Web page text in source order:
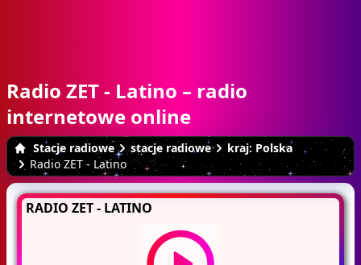
Radio ZET - Latino – radio
internetowe online
Stacje radiowe stacje radiowe
kraj: Polska
Radio ZET - Latino
RADIO ZET - LATINO